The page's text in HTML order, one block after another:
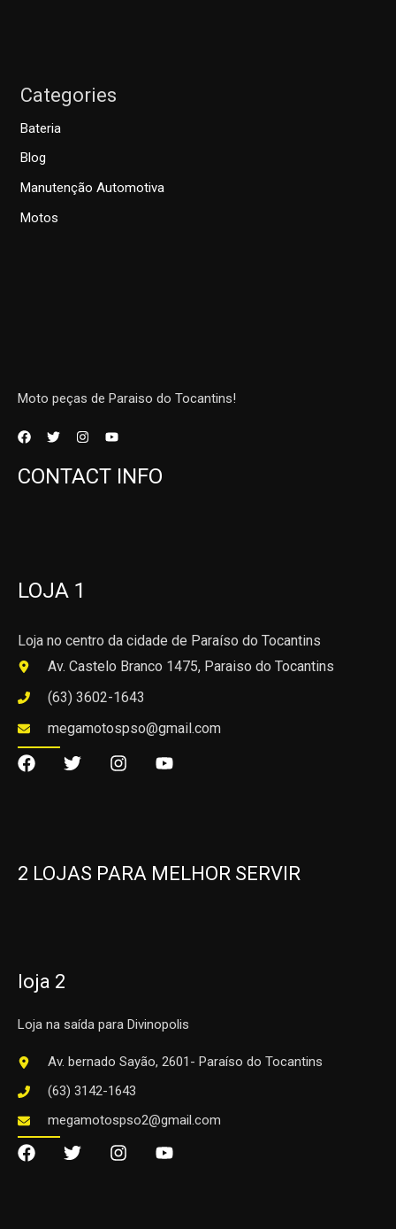
Categories
Bateria
Blog
Manutenção Automotiva
Motos
Moto peças de Paraiso do Tocantins!
CONTACT INFO
LOJA 1
Loja no centro da cidade de Paraíso do Tocantins
Av. Castelo Branco 1475, Paraiso do Tocantins
(63) 3602-1643
megamotospso@gmail.com
2 LOJAS PARA MELHOR SERVIR
loja 2
Loja na saída para Divinopolis
Av. bernado Sayão, 2601- Paraíso do Tocantins
(63) 3142-1643
megamotospso2@gmail.com